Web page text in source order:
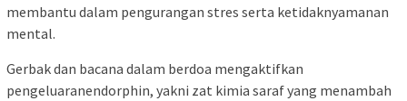
membantu dalam pengurangan stres serta ketidaknyamanan
mental.
Gerbak dan bacana dalam berdoa mengaktifkan
pengeluaranendorphin, yakni zat kimia saraf yang menambah